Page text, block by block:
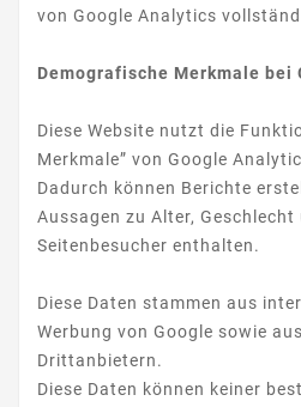
von Google Analytics
Demografische Merkmale bei
Diese Website nutzt die
Merkmale” von Google
Dadurch können Berichte
Aussagen zu Alter,
Seitenbesucher enthalten.
Diese Daten stammen aus
Werbung von Google sowie
Drittanbietern.
Diese Daten können keiner